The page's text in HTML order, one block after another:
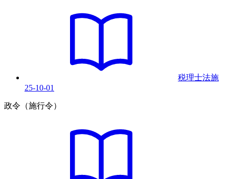
税理士法施
25-10-01
政令（施行令）